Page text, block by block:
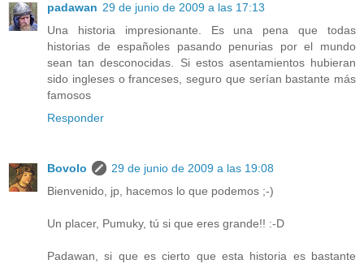
padawan 29 de junio de 2009 a las 17:13
Una historia impresionante. Es una pena que todas
historias de españoles pasando penurias por el mundo
sean tan desconocidas. Si estos asentamientos hubieran
sido ingleses o franceses, seguro que serían bastante más
famosos
Responder
Bovolo
29 de junio de 2009 a las 19:08
Bienvenido, jp, hacemos lo que podemos ;-)
Un placer, Pumuky, tú si que eres grande!! :-D
Padawan, si que es cierto que esta historia es bastante